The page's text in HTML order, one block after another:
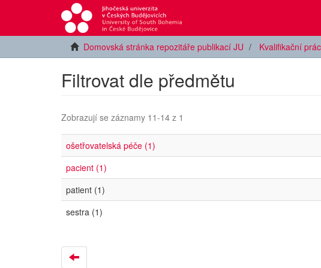
Domovská stránka repozitáře publikací JU Kvalifikační
Filtrovat dle předmětu
Zobrazují se záznamy 11-14 z 1
ošetřovatelská péče (1)
pacient (1)
patient (1)
sestra (1)